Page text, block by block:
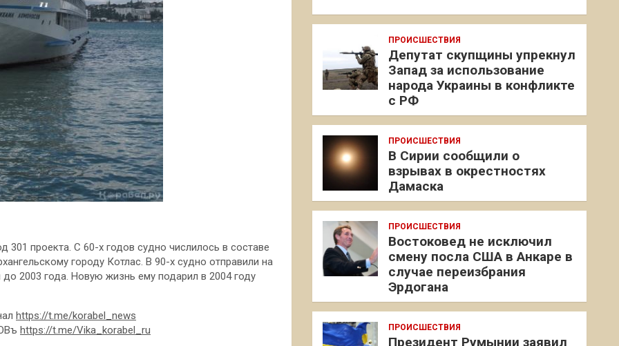
проекта. С 60-х годов судно числилось в составе
городу Котлас. В 90-х судно отправили на
2003 года. Новую жизнь ему подарил в 2004 году
https://t.me/korabel_news
https://t.me/Vika_korabel_ru
ПРОИСШЕСТВИЯ
Депутат скупщины упрекнул
Запад за использование
народа Украины в конфликте
с РФ
ПРОИСШЕСТВИЯ
В Сирии сообщили о
взрывах в окрестностях
Дамаска
ПРОИСШЕСТВИЯ
Востоковед не исключил
смену посла США в Анкаре в
случае переизбрания
Эрдогана
ПРОИСШЕСТВИЯ
Президент Румынии заявил